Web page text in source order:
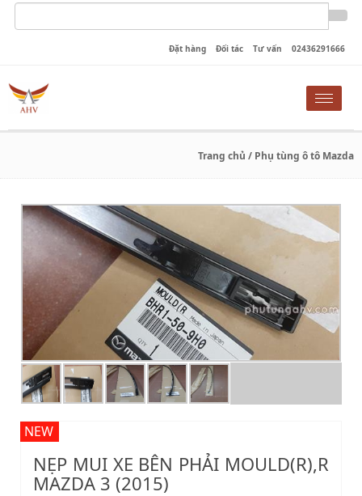
Đặt hàng Đối tác Tư vấn 02436291666
Toggle
Trang chủ / Phụ tùng ô tô Mazda
NEW
NẸP MUI XE BÊN PHẢI MOULD(R),R
MAZDA 3 (2015)